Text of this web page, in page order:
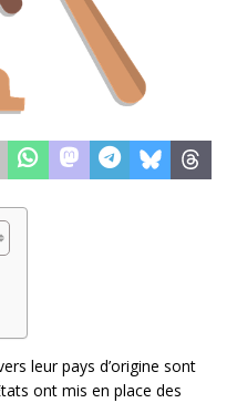
leur pays d’origine sont
ont mis en place des